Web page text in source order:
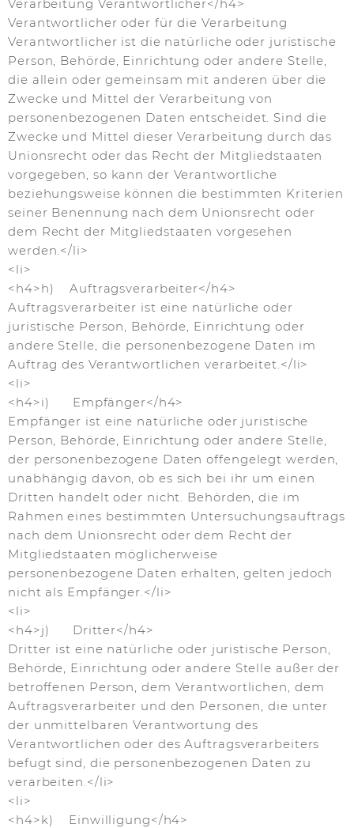
Verarbeitung Verantwortlicher</h4>
Verantwortlicher oder für die Verarbeitung
Verantwortlicher ist die natürliche oder juristische
Person, Behörde, Einrichtung oder andere Stelle,
die allein oder gemeinsam mit anderen über die
Zwecke und Mittel der Verarbeitung von
personenbezogenen Daten entscheidet. Sind die
Zwecke und Mittel dieser Verarbeitung durch das
Unionsrecht oder das Recht der Mitgliedstaaten
vorgegeben, so kann der Verantwortliche
beziehungsweise können die bestimmten Kriterien
seiner Benennung nach dem Unionsrecht oder
dem Recht der Mitgliedstaaten vorgesehen
werden.</li>
<li>
<h4>h) Auftragsverarbeiter</h4>
Auftragsverarbeiter ist eine natürliche oder
juristische Person, Behörde, Einrichtung oder
andere Stelle, die personenbezogene Daten im
Auftrag des Verantwortlichen verarbeitet.</li>
<li>
<h4>i) Empfänger</h4>
Empfänger ist eine natürliche oder juristische
Person, Behörde, Einrichtung oder andere Stelle,
der personenbezogene Daten offengelegt werden,
unabhängig davon, ob es sich bei ihr um einen
Dritten handelt oder nicht. Behörden, die im
Rahmen eines bestimmten Untersuchungsauftrags
nach dem Unionsrecht oder dem Recht der
Mitgliedstaaten möglicherweise
personenbezogene Daten erhalten, gelten jedoch
nicht als Empfänger.</li>
<li>
<h4>j) Dritter</h4>
Dritter ist eine natürliche oder juristische Person,
Behörde, Einrichtung oder andere Stelle außer der
betroffenen Person, dem Verantwortlichen, dem
Auftragsverarbeiter und den Personen, die unter
der unmittelbaren Verantwortung des
Verantwortlichen oder des Auftragsverarbeiters
befugt sind, die personenbezogenen Daten zu
verarbeiten.</li>
<li>
<h4>k) Einwilligung</h4>